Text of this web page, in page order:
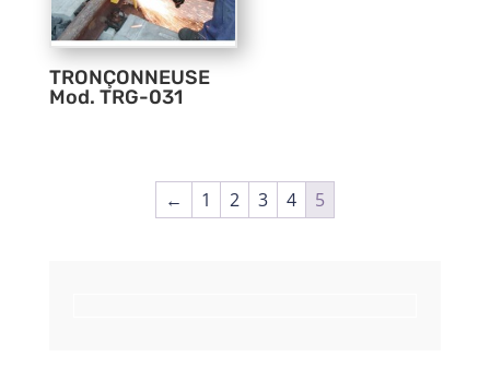
TRONÇONNEUSE
Mod. TRG-031
← 1 2 3 4 5